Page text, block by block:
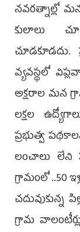
నవరత్నాల్లో
కులాలు
వ్యవస్థలో
అక్షరాల మన
లక్షల
ప్రభుత్వ
లంచాలు లేని
గ్రామంలో ..50
గ్రామ